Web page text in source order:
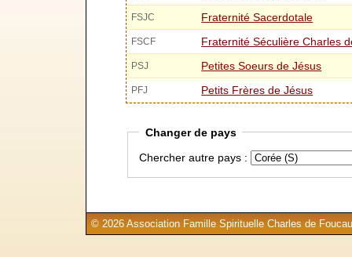
FSJC Fraternité Sacerdotale
FSCF Fraternité Séculière Charles
PSJ Petites Soeurs de Jésus
PFJ Petits Frères de Jésus
Changer de pays
Chercher autre pays :
© 2026 Association Famille Spirituelle Charles de